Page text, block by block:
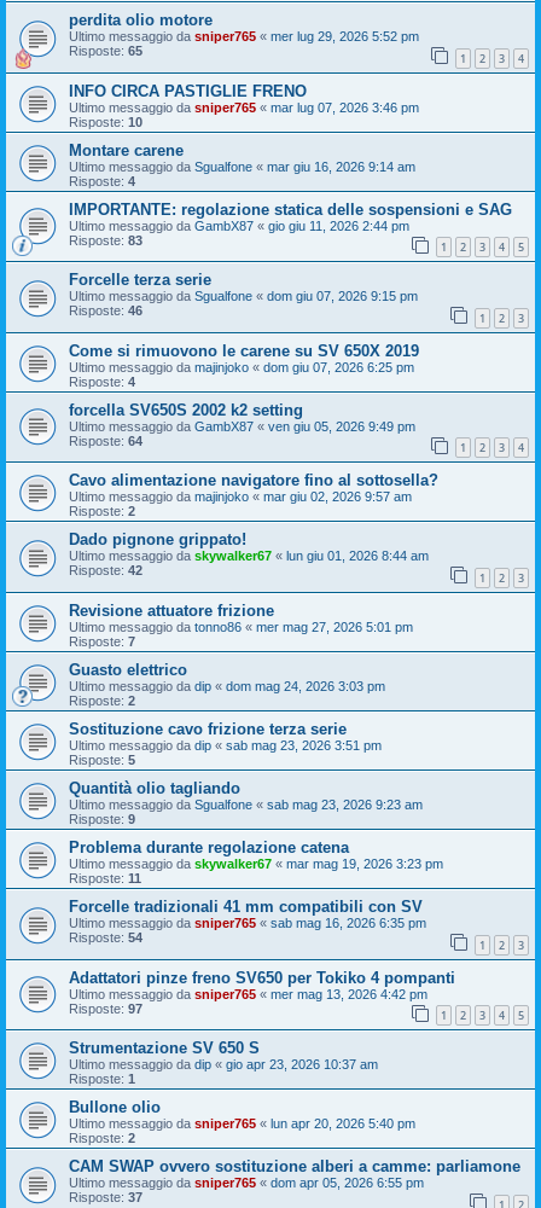
perdita olio motore
Ultimo messaggio da sniper765 « mer lug 29, 2026 5:52 pm
Risposte: 65 1 2 3 4
INFO CIRCA PASTIGLIE FRENO
Ultimo messaggio da sniper765 « mar lug 07, 2026 3:46 pm
Risposte: 10
Montare carene
Ultimo messaggio da Sgualfone « mar giu 16, 2026 9:14 am
Risposte: 4
IMPORTANTE: regolazione statica delle sospensioni e SAG
Ultimo messaggio da GambX87 « gio giu 11, 2026 2:44 pm
Risposte: 83 1 2 3 4 5
Forcelle terza serie
Ultimo messaggio da Sgualfone « dom giu 07, 2026 9:15 pm
Risposte: 46 1 2 3
Come si rimuovono le carene su SV 650X 2019
Ultimo messaggio da majinjoko « dom giu 07, 2026 6:25 pm
Risposte: 4
forcella SV650S 2002 k2 setting
Ultimo messaggio da GambX87 « ven giu 05, 2026 9:49 pm
Risposte: 64 1 2 3 4
Cavo alimentazione navigatore fino al sottosella?
Ultimo messaggio da majinjoko « mar giu 02, 2026 9:57 am
Risposte: 2
Dado pignone grippato!
Ultimo messaggio da skywalker67 « lun giu 01, 2026 8:44 am
Risposte: 42 1 2 3
Revisione attuatore frizione
Ultimo messaggio da tonno86 « mer mag 27, 2026 5:01 pm
Risposte: 7
Guasto elettrico
Ultimo messaggio da dip « dom mag 24, 2026 3:03 pm
Risposte: 2
Sostituzione cavo frizione terza serie
Ultimo messaggio da dip « sab mag 23, 2026 3:51 pm
Risposte: 5
Quantità olio tagliando
Ultimo messaggio da Sgualfone « sab mag 23, 2026 9:23 am
Risposte: 9
Problema durante regolazione catena
Ultimo messaggio da skywalker67 « mar mag 19, 2026 3:23 pm
Risposte: 11
Forcelle tradizionali 41 mm compatibili con SV
Ultimo messaggio da sniper765 « sab mag 16, 2026 6:35 pm
Risposte: 54 1 2 3
Adattatori pinze freno SV650 per Tokiko 4 pompanti
Ultimo messaggio da sniper765 « mer mag 13, 2026 4:42 pm
Risposte: 97 1 2 3 4 5
Strumentazione SV 650 S
Ultimo messaggio da dip « gio apr 23, 2026 10:37 am
Risposte: 1
Bullone olio
Ultimo messaggio da sniper765 « lun apr 20, 2026 5:40 pm
Risposte: 2
CAM SWAP ovvero sostituzione alberi a camme: parliamone
Ultimo messaggio da sniper765 « dom apr 05, 2026 6:55 pm
Risposte: 37